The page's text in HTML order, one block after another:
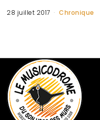
28 juillet 2017 Chronique